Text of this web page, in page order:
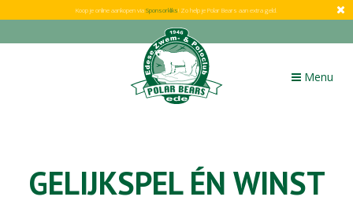
Koop je online aankopen viaSponsorkliks! Zo help je Polar Bears aan extra geld.
Toggle
Menu
GELIJKSPEL ÉN WINST